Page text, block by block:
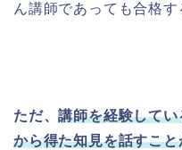
ん講師であっても合格す
ただ、講師を経験して
から得た知見を話すこと